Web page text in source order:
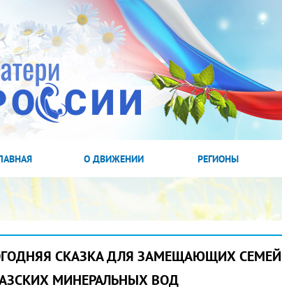
О ДВИЖЕНИИ РЕГИОНЫ
СКАЗКА ДЛЯ ЗАМЕЩАЮЩИХ СЕМЕЙ
МИНЕРАЛЬНЫХ ВОД